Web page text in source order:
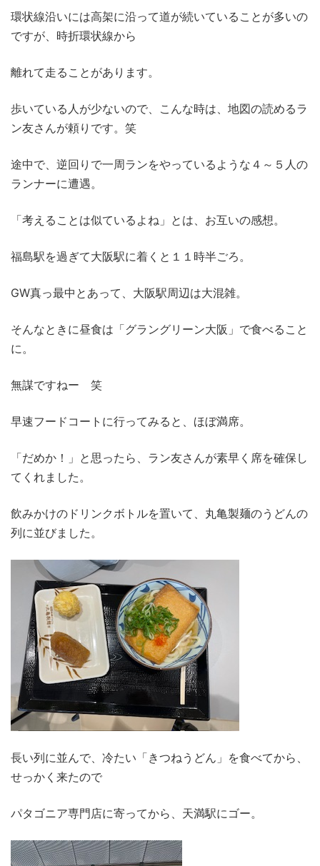
環状線沿いには高架に沿って道が続いていることが多いの
ですが、時折環状線から
離れて走ることがあります。
歩いている人が少ないので、こんな時は、地図の読めるラ
ン友さんが頼りです。笑
途中で、逆回りで一周ランをやっているような４～５人の
ランナーに遭遇。
「考えることは似ているよね」とは、お互いの感想。
福島駅を過ぎて大阪駅に着くと１１時半ごろ。
GW真っ最中とあって、大阪駅周辺は大混雑。
そんなときに昼食は「グラングリーン大阪」で食べること
に。
無謀ですねー 笑
早速フードコートに行ってみると、ほぼ満席。
「だめか！」と思ったら、ラン友さんが素早く席を確保し
てくれました。
飲みかけのドリンクボトルを置いて、丸亀製麺のうどんの
列に並びました。
長い列に並んで、冷たい「きつねうどん」を食べてから、
せっかく来たので
パタゴニア専門店に寄ってから、天満駅にゴー。